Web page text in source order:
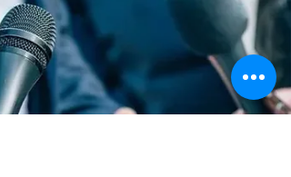
del Día del Periodista, que